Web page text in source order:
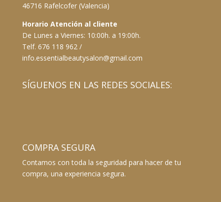
46716 Rafelcofer (Valencia)
Horario Atención al cliente
De Lunes a Viernes: 10:00h. a 19:00h.
Telf. 676 118 962 /
info.essentialbeautysalon@gmail.com
SÍGUENOS EN LAS REDES SOCIALES:
COMPRA SEGURA
Contamos con toda la seguridad para hacer de tu
compra, una experiencia segura.